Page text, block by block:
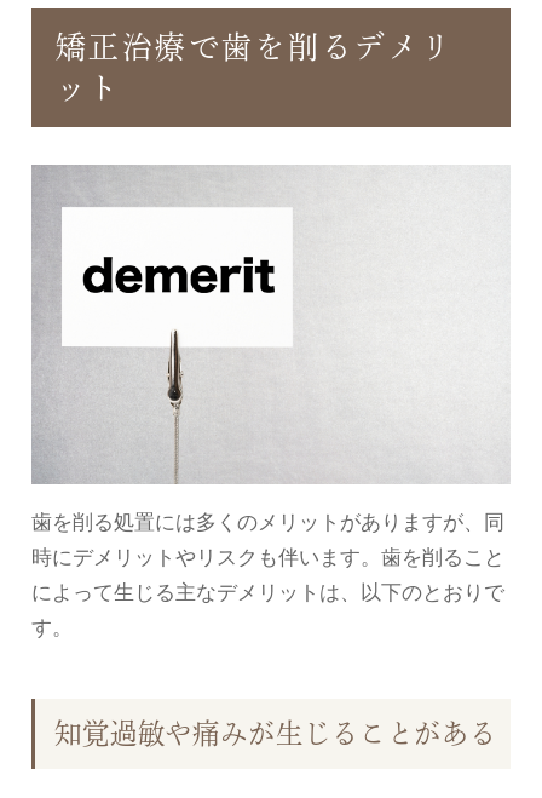
矯正治療で歯を削るデメリ
ット
歯を削る処置には多くのメリットがありますが、同
時にデメリットやリスクも伴います。歯を削ること
によって生じる主なデメリットは、以下のとおりで
す。
知覚過敏や痛みが生じることがある